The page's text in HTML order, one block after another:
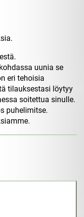
uunia se
eri tehoisia
tilauksestasi löytyy
soitettua sinulle.
puhelimitse.